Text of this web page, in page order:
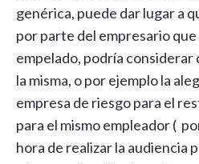
genérica, puede dar lugar a
por parte del empresario
empelado, podría considerar
la misma, o por ejemplo la
empresa de riesgo para el
para el mismo empleador (
hora de realizar la audiencia